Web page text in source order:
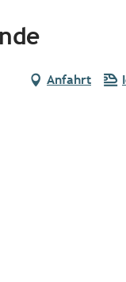
Anfahrt